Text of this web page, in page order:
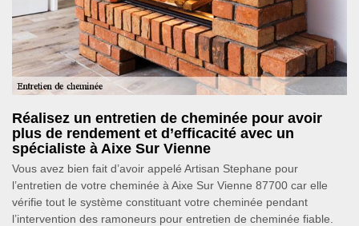
Réalisez un entretien de cheminée pour avoir
plus de rendement et d’efficacité avec un
spécialiste à Aixe Sur Vienne
Vous avez bien fait d’avoir appelé Artisan Stephane pour
l’entretien de votre cheminée à Aixe Sur Vienne 87700 car elle
vérifie tout le système constituant votre cheminée pendant
l’intervention des ramoneurs pour entretien de cheminée fiable.